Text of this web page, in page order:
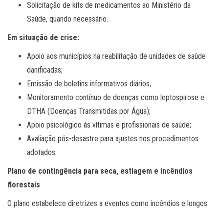
Solicitação de kits de medicamentos ao Ministério da
Saúde, quando necessário.
Em situação de crise:
Apoio aos municípios na reabilitação de unidades de saúde
danificadas;
Emissão de boletins informativos diários;
Monitoramento contínuo de doenças como leptospirose e
DTHA (Doenças Transmitidas por Água);
Apoio psicológico às vítimas e profissionais de saúde;
Avaliação pós-desastre para ajustes nos procedimentos
adotados.
Plano de contingência para seca, estiagem e incêndios
florestais
O plano estabelece diretrizes a eventos como incêndios e longos